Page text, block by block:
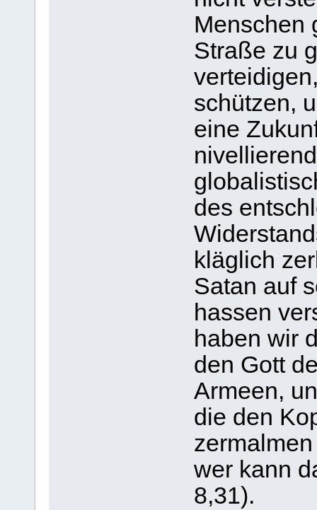
Menschen
Straße zu
schützen,
eine
des
kläglich
Satan auf
hassen
haben wir
den Gott
Armeen,
die den
wer kann
8,31).